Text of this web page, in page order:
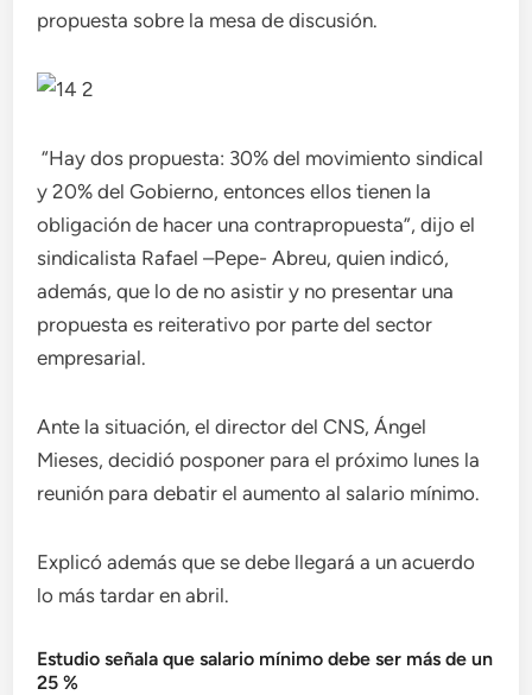
propuesta sobre la mesa de discusión.
“Hay dos propuesta: 30% del movimiento sindical
y 20% del Gobierno, entonces ellos tienen la
obligación de hacer una contrapropuesta”, dijo el
sindicalista Rafael –Pepe- Abreu, quien indicó,
además, que lo de no asistir y no presentar una
propuesta es reiterativo por parte del sector
empresarial.
Ante la situación, el director del CNS, Ángel
Mieses, decidió posponer para el próximo lunes la
reunión para debatir el aumento al salario mínimo.
Explicó además que se debe llegará a un acuerdo
lo más tardar en abril.
Estudio señala que salario mínimo debe ser más de un
25 %